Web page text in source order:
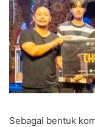
Sebagai bentuk